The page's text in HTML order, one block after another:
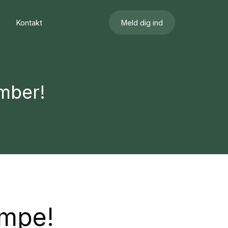
Kontakt Meld dig ind